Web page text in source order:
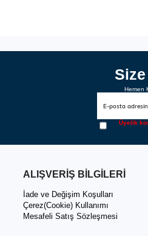
Hemen
Üyelik
ALIŞVERİŞ BİLGİLERİ
İade ve Değişim Koşulları
Çerez(Cookie) Kullanımı
Mesafeli Satış Sözleşmesi